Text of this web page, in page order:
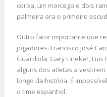
coroa, um morcego e dois
palmeira era o primeiro
Outro fator importante que
jogadores. Francisco José
Guardiola, Gary Lineker, Luis
alguns dos atletas a
longo da história. É
o time espanhol.